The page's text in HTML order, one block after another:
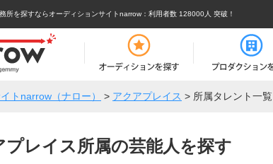
所を探すならオーディションサイトnarrow ：利用者数 128000人 突破！
トnarrow（ナロー） > アクアプレイス > 所属タレント一覧
プレイス所属の芸能人を探す